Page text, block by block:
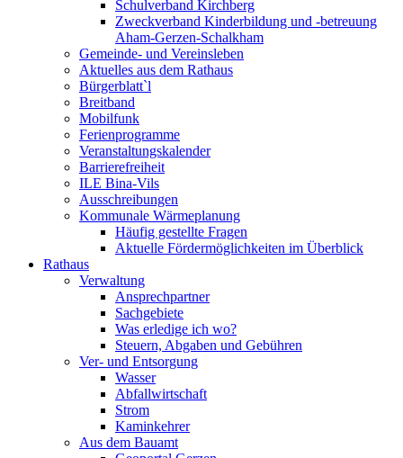
Schulverband Kirchberg
Zweckverband Kinderbildung und -betreuung
Aham-Gerzen-Schalkham
Gemeinde- und Vereinsleben
Aktuelles aus dem Rathaus
Bürgerblatt`l
Breitband
Mobilfunk
Ferienprogramme
Veranstaltungskalender
Barrierefreiheit
ILE Bina-Vils
Ausschreibungen
Kommunale Wärmeplanung
Häufig gestellte Fragen
Aktuelle Fördermöglichkeiten im Überblick
Rathaus
Verwaltung
Ansprechpartner
Sachgebiete
Was erledige ich wo?
Steuern, Abgaben und Gebühren
Ver- und Entsorgung
Wasser
Abfallwirtschaft
Strom
Kaminkehrer
Aus dem Bauamt